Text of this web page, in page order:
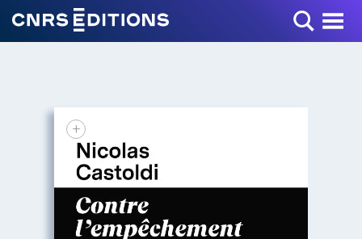
Toggle Menu
+